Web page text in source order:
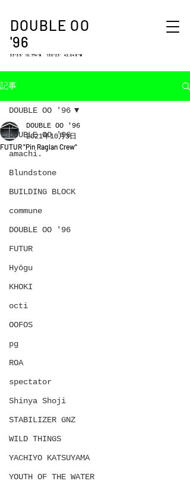
DOUBLE OO
'96
33°35′ 10.774″N 130°23′ 42.048″W
記事
DOUBLE OO '96
amachi.
Blundstone
BUILDING BLOCK
commune
DOUBLE OO '96
FUTUR
Hyōgu
KHOKI
octi
OOFOS
pg
ROA
spectator
Shinya Shoji
STABILIZER GNZ
WILD THINGS
YACHIYO KATSUYAMA
YOUTH OF THE WATER
DOUBLE OO '96
FUTUR "Pin Raglan Crew"
DOUBLE OO '96
2021年10月3日